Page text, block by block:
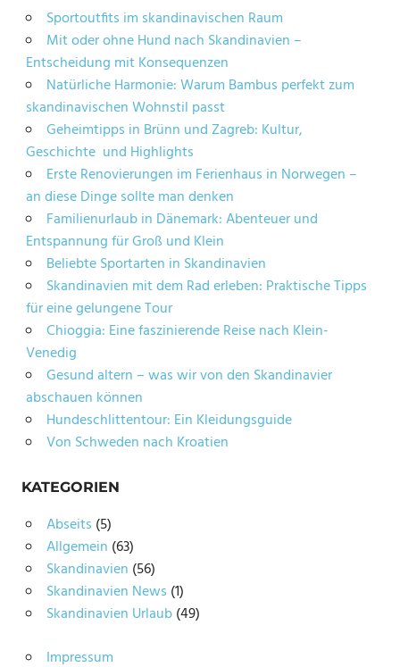
Sportoutfits im skandinavischen Raum
Mit oder ohne Hund nach Skandinavien –
Entscheidung mit Konsequenzen
Natürliche Harmonie: Warum Bambus perfekt zum
skandinavischen Wohnstil passt
Geheimtipps in Brünn und Zagreb: Kultur,
Geschichte und Highlights
Erste Renovierungen im Ferienhaus in Norwegen –
an diese Dinge sollte man denken
Familienurlaub in Dänemark: Abenteuer und
Entspannung für Groß und Klein
Beliebte Sportarten in Skandinavien
Skandinavien mit dem Rad erleben: Praktische Tipps
für eine gelungene Tour
Chioggia: Eine faszinierende Reise nach Klein-
Venedig
Gesund altern – was wir von den Skandinavier
abschauen können
Hundeschlittentour: Ein Kleidungsguide
Von Schweden nach Kroatien
KATEGORIEN
Abseits (5)
Allgemein (63)
Skandinavien (56)
Skandinavien News (1)
Skandinavien Urlaub(49)
Impressum